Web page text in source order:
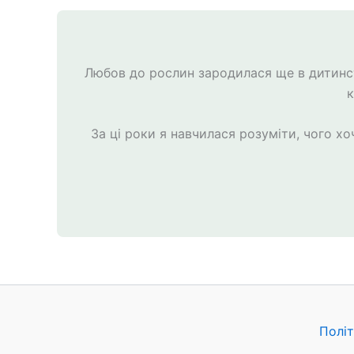
Любов до рослин зародилася ще в
За ці роки я навчилася розуміти, чого